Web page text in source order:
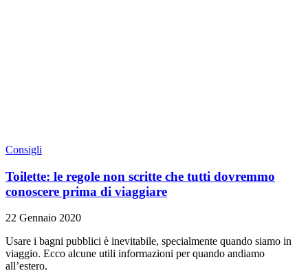
Consigli
Toilette: le regole non scritte che tutti dovremmo
conoscere prima di viaggiare
22 Gennaio 2020
Usare i bagni pubblici è inevitabile, specialmente quando siamo in
viaggio. Ecco alcune utili informazioni per quando andiamo
all’estero.